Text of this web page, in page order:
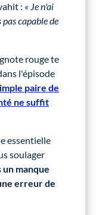
: « Je n'ai
pas capable de
rouge te
l'épisode
paire de
ne suffit
essentielle
soulager
un manque
erreur de